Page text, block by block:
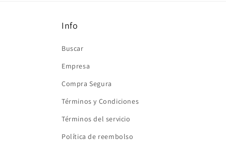
Info
Buscar
Empresa
Compra Segura
Términos y Condiciones
Términos del servicio
Política de reembolso